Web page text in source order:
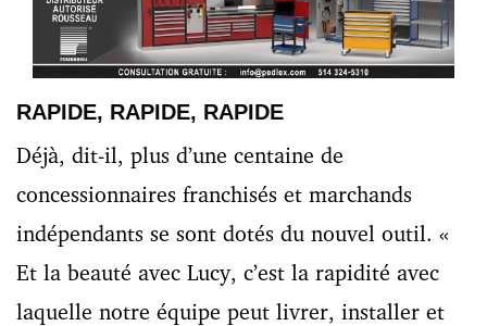
RAPIDE, RAPIDE, RAPIDE
Déjà, dit-il, plus d’une centaine de
concessionnaires franchisés et marchands
indépendants se sont dotés du nouvel outil. «
Et la beauté avec Lucy, c’est la rapidité avec
laquelle notre équipe peut livrer, installer et